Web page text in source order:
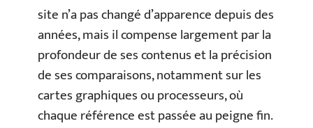
site n’a pas changé d’apparence depuis des
années, mais il compense largement par la
profondeur de ses contenus et la précision
de ses comparaisons, notamment sur les
cartes graphiques ou processeurs, où
chaque référence est passée au peigne fin.